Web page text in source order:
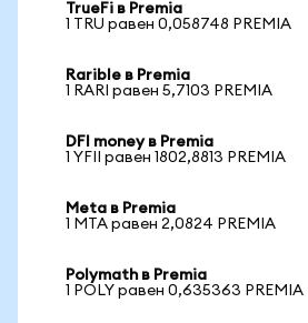
TrueFi в Premia
1 TRU равен 0,058748 PREMIA
Rarible в Premia
1 RARI равен 5,7103 PREMIA
DFI money в Premia
1 YFII равен 1802,8813 PREMIA
Meta в Premia
1 MTA равен 2,0824 PREMIA
Polymath в Premia
1 POLY равен 0,635363 PREMIA